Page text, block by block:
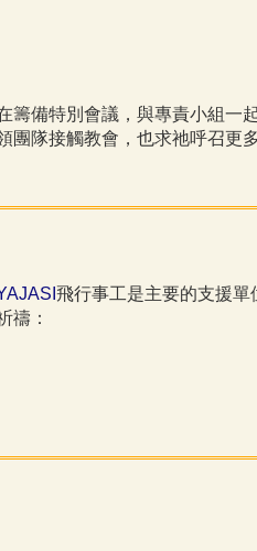
備特別會議，與專責小組一
隊接觸教會，也求祂呼召更
飛行事工是主要的支援
禱：